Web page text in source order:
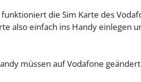
die Sim Karte des
also einfach ins Handy einlegen
müssen auf Vodafone